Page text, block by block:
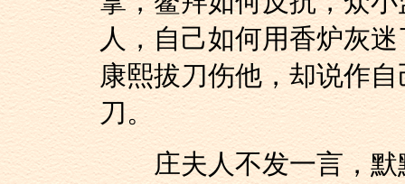
人，自己如何用香炉灰
康熙拔刀伤他，却说作
刀。
庄夫人不发一言，默